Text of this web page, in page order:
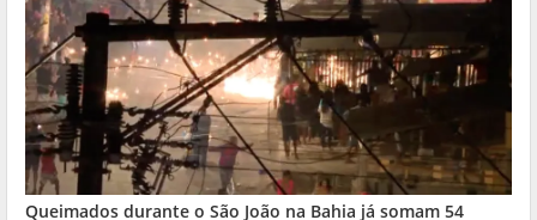
Queimados durante o São João na Bahia já somam 54